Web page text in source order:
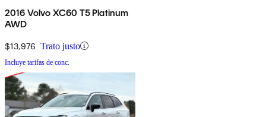
2016 Volvo XC60 T5 Platinum
AWD
$13,976 Trato justo
Incluye tarifas de conc.